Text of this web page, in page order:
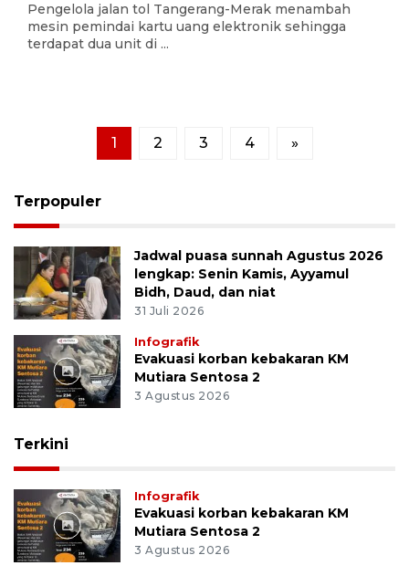
Pengelola jalan tol Tangerang-Merak menambah
mesin pemindai kartu uang elektronik sehingga
terdapat dua unit di ...
1 2 3 4 »
Terpopuler
Jadwal puasa sunnah Agustus 2026
lengkap: Senin Kamis, Ayyamul
Bidh, Daud, dan niat
31 Juli 2026
Infografik
Evakuasi korban kebakaran KM
Mutiara Sentosa 2
3 Agustus 2026
Terkini
Infografik
Evakuasi korban kebakaran KM
Mutiara Sentosa 2
3 Agustus 2026